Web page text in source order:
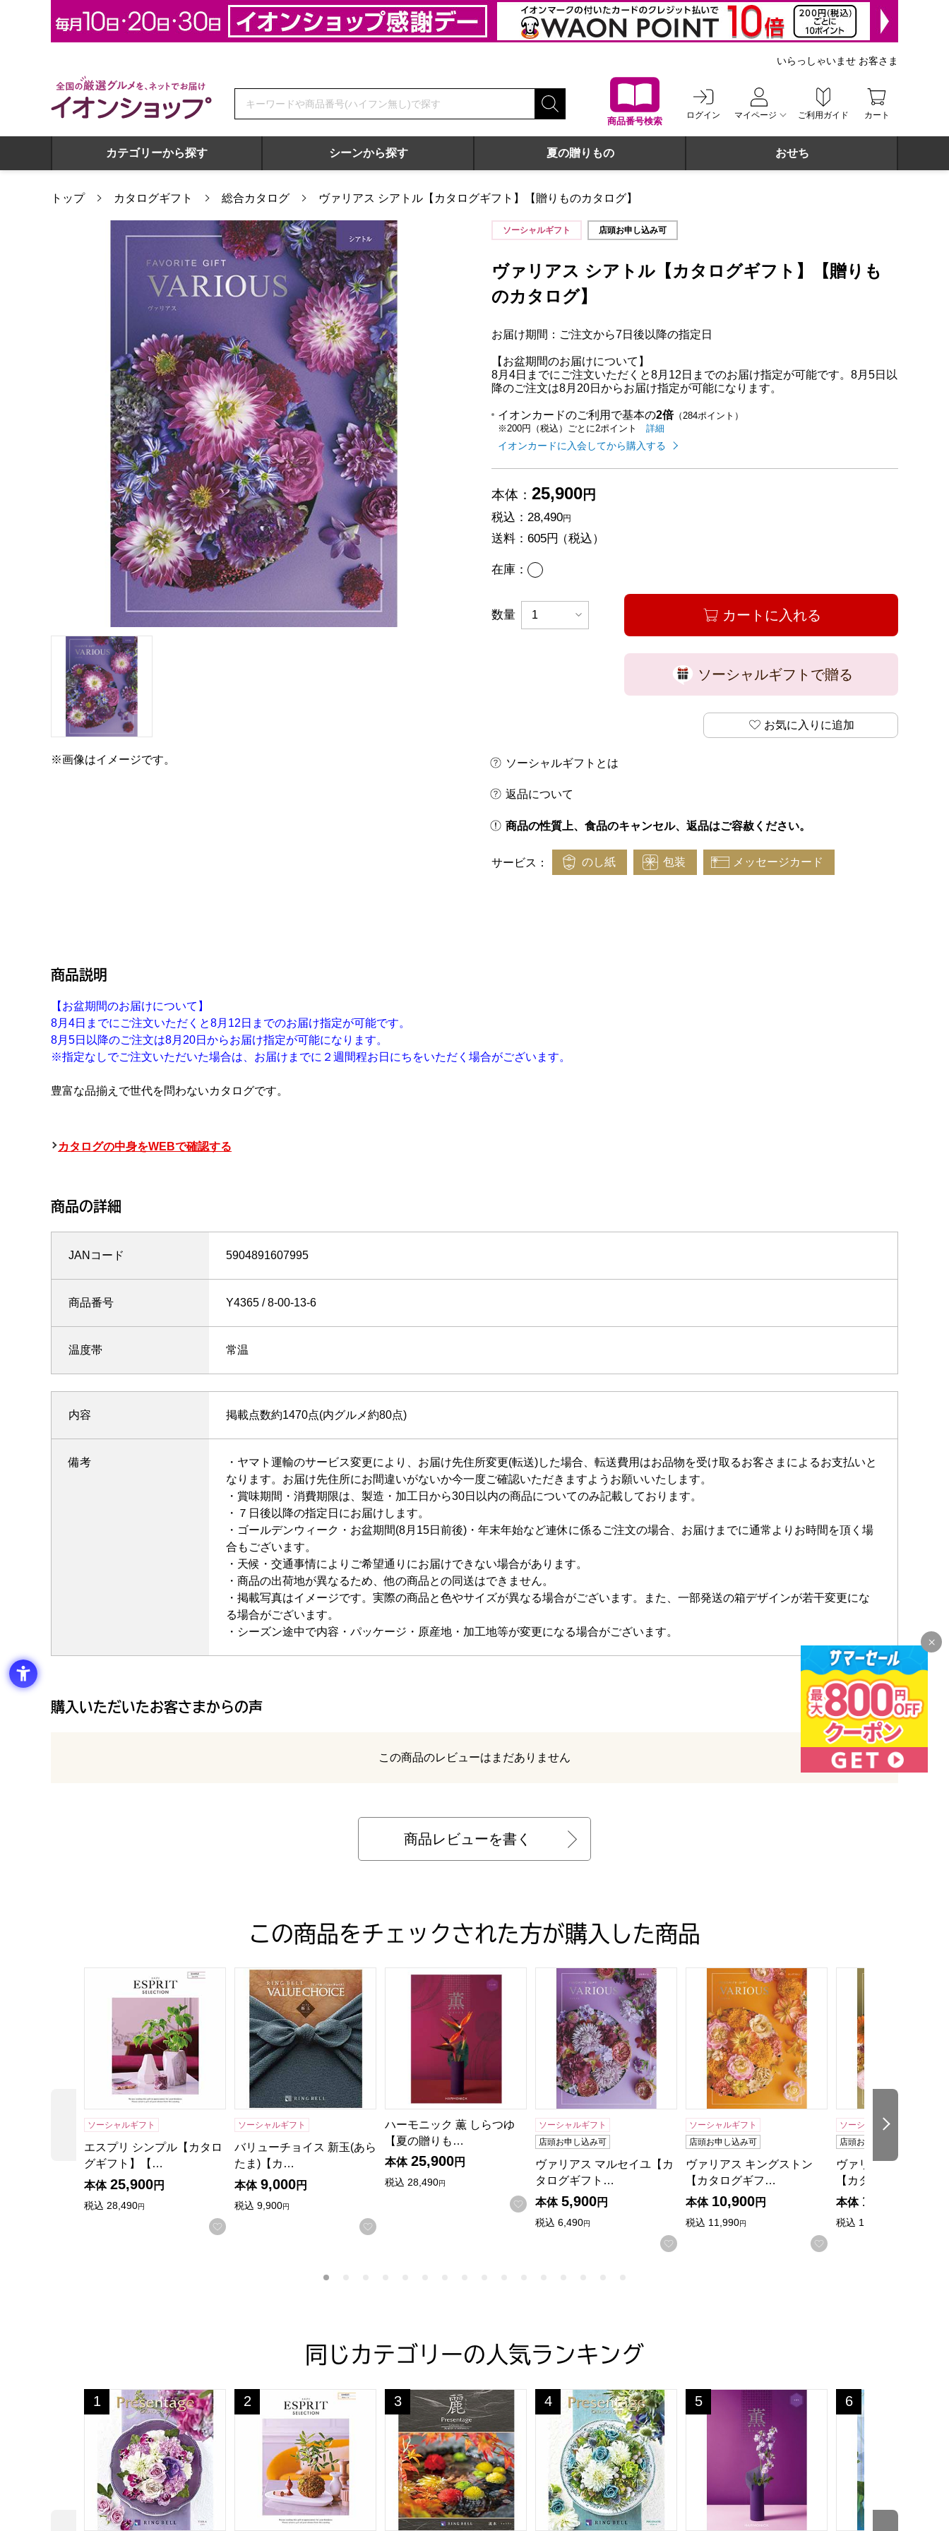
全国の厳選グルメを、ネットでお届け イオンショップ
商品番号検索
ログイン マイページ ご利用ガイド カート
いらっしゃいませ お客さま
カテゴリーから探す シーンから探す 夏の贈りもの おせち
トップ カタログギフト 総合カタログ ヴァリアス シアトル【カタログギフト】【贈りものカタログ】
ヴァリアス シアトル【カタログギフト】【贈りものカタログ】
※画像はイメージです。
ソーシャルギフト 店頭お申し込み可
ヴァリアス シアトル【カタログギフト】【贈りも
のカタログ】
お届け期間：ご注文から7日後以降の指定日
【お盆期間のお届けについて】
8月4日までにご注文いただくと8月12日までのお届け指定が可能です。8月5日以
降のご注文は8月20日からお届け指定が可能になります。
イオンカードのご利用で基本の2倍（284ポイント）
※200円（税込）ごとに2ポイント
イオンカードのご利用でたまるポイントの
詳細
イオンカードに入会してから購入する
本体： 25,900円
税込： 28,490円
送料： 605円（税込）
在庫： あり
数量 カートに入れる
ソーシャルギフトで贈る
お気に入りに追加
ソーシャルギフトとは
返品について
商品の性質上、食品のキャンセル、返品はご容赦ください。
サービス： のし紙 包装 メッセージカード
商品説明
【お盆期間のお届けについて】
8月4日までにご注文いただくと8月12日までのお届け指定が可能です。
8月5日以降のご注文は8月20日からお届け指定が可能になります。
※指定なしでご注文いただいた場合は、お届けまでに２週間程お日にちをいただく場合がございます。
豊富な品揃えで世代を問わないカタログです。
カタログの中身をWEBで確認する
商品の詳細
JANコード 5904891607995
商品番号 Y4365
温度帯 常温
内容 掲載点数約1470点(内グルメ約80点)
備考
・ヤマト運輸のサービス変更により、お届け先住所変更(転送)した場合、転送費用はお品物を受け取るお客さまによるお支払いと
なります。お届け先住所にお間違いがないか今一度ご確認いただきますようお願いいたします。
・賞味期間・消費期限は、製造・加工日から30日以内の商品についてのみ記載しております。
・７日後以降の指定日にお届けします。
・ゴールデンウィーク・お盆期間(8月15日前後)・年末年始など連休に係るご注文の場合、お届けまでに通常よりお時間を頂く場
合もございます。
・天候・交通事情によりご希望通りにお届けできない場合があります。
・商品の出荷地が異なるため、他の商品との同送はできません。
・掲載写真はイメージです。実際の商品と色やサイズが異なる場合がございます。また、一部発送の箱デザインが若干変更にな
る場合がございます。
・シーズン途中で内容・パッケージ・原産地・加工地等が変更になる場合がございます。
購入いただいたお客さまからの声
レビュー
この商品のレビューはまだありません
商品レビューを書く
この商品をチェックされた方が購入した商品
前の商品
エスプリ シンプル【カタログギフト】【年間ギフト】
ソーシャルギフト
エスプリ シンプル【カタロ
グギフト】【…
本体 25,900円
税込 28,490円
お気に入りに登録する
バリューチョイス 新玉(あらたま)【カタログギフト】【年間ギフト】
ソーシャルギフト
バリューチョイス 新玉(あら
たま)【カ…
本体 9,000円
税込 9,900円
お気に入りに登録する
ハーモニック 薫 しらつゆ【夏の贈りもの・お中元】
ハーモニック 薫 しらつゆ
【夏の贈りも…
本体 25,900円
税込 28,490円
お気に入りに登録する
ヴァリアス マルセイユ【カタログギフト】【贈りものカタログ】
ソーシャルギフト
店頭お申し込み可
ヴァリアス マルセイユ【カ
タログギフト…
本体 5,900円
税込 6,490円
お気に入りに登録する
ヴァリアス キングストン【カタログギフト】【贈
ソーシャルギフト
店頭お申し込み可
ヴァリアス キングストン
【カタログギフ…
本体 10,900円
税込 11,990円
お気に入りに登録する
ヴァリアス マンチェ
ソーシャルギフト
店頭お申し込み可
ヴァリアス マンチェ
【カタログギ…
本体 12,900
税込 14,190
次の商品
同じカテゴリーの人気ランキング
プレゼンテージ ビオラ【カタログギフト】【贈りものカタログ】
1
位
エスプリ スウィート【カタログギフト】【年間ギフト】
2
位
プレゼンテージ麗 流水(リュウスイ)【カタログギフト】【贈りものカタログ】
3
位
プレゼンテージ ポロネーズ【カタログギフト】【贈りものカタログ】
4
位
薫 めばえ【カタログギフト】【贈りものカタログ】
5
位
フレーバー ハーブ【
6
位